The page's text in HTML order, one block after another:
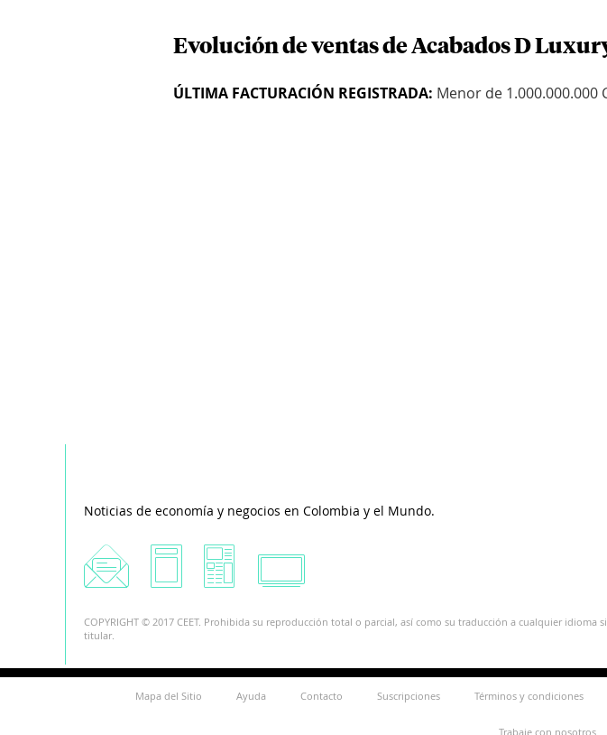
Evolución de ventas de Acabados D
ÚLTIMA FACTURACIÓN REGISTRADA: Menor de 1.000.000.000
Noticias de economía y negocios en Colombia y el Mundo.
COPYRIGHT © 2017 CEET. Prohibida su reproducción total o parcial, así como su traducción a cualquier idioma
titular.
Mapa del Sitio Ayuda Contacto Suscripciones Términos y condiciones
Trabaje con nosotros